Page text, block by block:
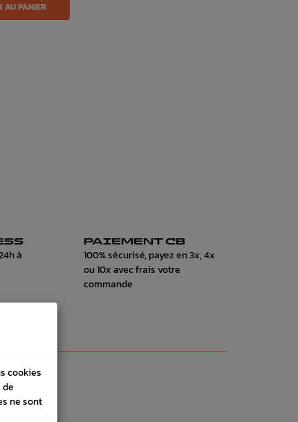
AU PANIER
à
PAIEMENT CB
100% sécurisé, payez en 3x, 4x
ou 10x avec frais votre
commande
cookies
ne sont